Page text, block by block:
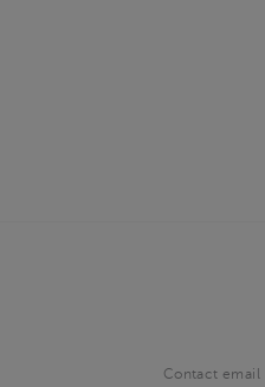
Contact email